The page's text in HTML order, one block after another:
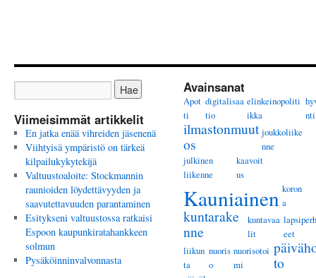
Viimeisimmät artikkelit
En jatka enää vihreiden jäsenenä
Viihtyisä ympäristö on tärkeä
kilpailukykytekijä
Valtuustoaloite: Stockmannin
raunioiden löydettävyyden ja
saavutettavuuden parantaminen
Esitykseni valtuustossa ratkaisi
Espoon kaupunkiratahankkeen
solmun
Pysäköinninvalvonnasta
Avainsanat
Apot
ti
digitalisaa
tio
elinkeinopoliti
ikka
nti
ilmastonmuut
os
joukkoliike
nne
julkinen
liikenne
kaavoit
us
Kauniainen koron
a
kuntarake
nne
kuntavaa
lit
lapsiperh
eet
liikun
ta
nuoris
o
nuorisotoi
mi
to